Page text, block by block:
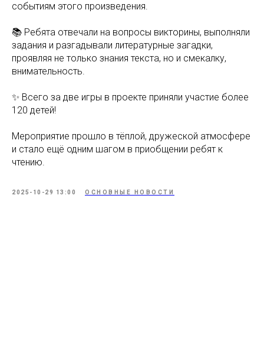
событиям этого произведения.
📚 Ребята отвечали на вопросы викторины, выполняли
задания и разгадывали литературные загадки,
проявляя не только знания текста, но и смекалку,
внимательность.
✨ Всего за две игры в проекте приняли участие более
120 детей!
Мероприятие прошло в тёплой, дружеской атмосфере
и стало ещё одним шагом в приобщении ребят к
чтению.
2025-10-29 13:00 ОСНОВНЫЕ НОВОСТИ